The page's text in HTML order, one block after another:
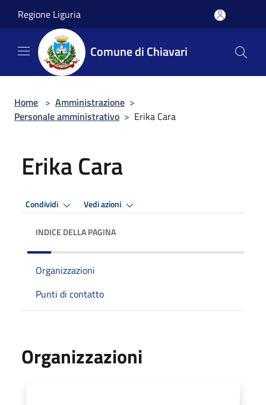
Regione Liguria
Comune di Chiavari
Home > Amministrazione >
Personale amministrativo > Erika Cara
Erika Cara
Condividi Vedi azioni
INDICE DELLA PAGINA
Organizzazioni
Punti di contatto
Organizzazioni